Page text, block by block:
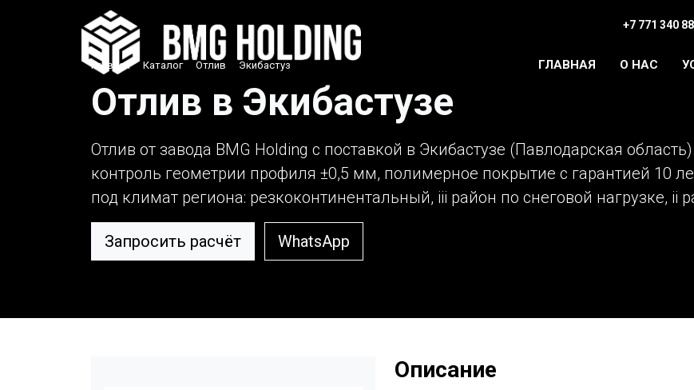
+7 771 340
ГЛАВНАЯ О НАС
Главная › Каталог › Отлив › Экибастуз
Отлив в Экибастузе
Отлив от завода BMG Holding с поставкой в Экибастузе (Павлодарская
контроль геометрии профиля ±0,5 мм, полимерное покрытие с гарантией 10
под климат региона: резкоконтинентальный, iii район по снеговой нагрузке, ii
Запросить расчёт WhatsApp
Описание